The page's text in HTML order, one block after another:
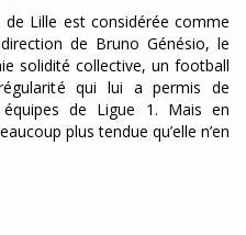
Lille est considérée comme
de Bruno Génésio, le
solidité collective, un football
qui lui a permis de
de Ligue 1. Mais en
plus tendue qu’elle n’en